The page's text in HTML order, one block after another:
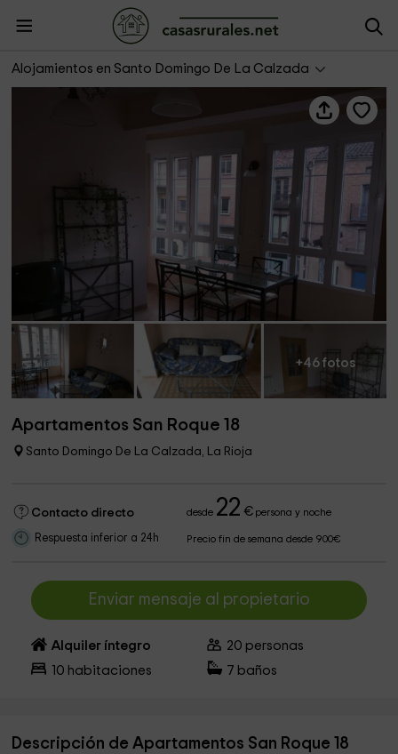
Alojamientos en Santo Domingo De La Calzada
Apartamentos San Roque 18
+46 fotos
Apartamentos San Roque 18
Santo Domingo De La Calzada, La Rioja
Contacto directo desde 22 €persona y noche
Respuesta inferior a 24h Precio fin de semana desde 900€
Enviar mensaje al propietario
Alquiler íntegro 20 personas
10 habitaciones 7 baños
Descripción de Apartamentos San Roque 18